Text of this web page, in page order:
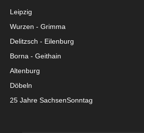
Leipzig
Wurzen - Grimma
Delitzsch - Eilenburg
Borna - Geithain
Altenburg
Döbeln
25 Jahre SachsenSonntag